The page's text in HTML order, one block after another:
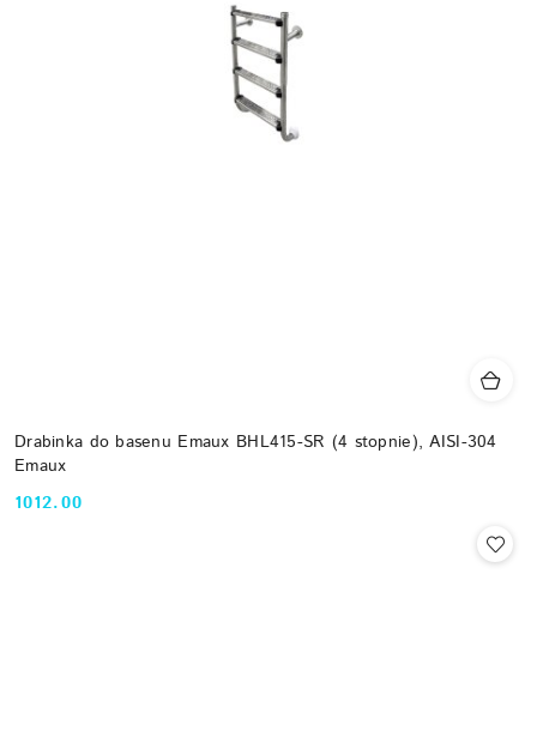
Drabinka do basenu Emaux BHL415-SR (4 stopnie), AISI-304
Emaux
Cena:
1012.00